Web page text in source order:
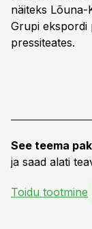
näiteks Lõuna-
Grupi ekspordi
pressiteates.
See teema
ja saad alati
Toidu tootmine